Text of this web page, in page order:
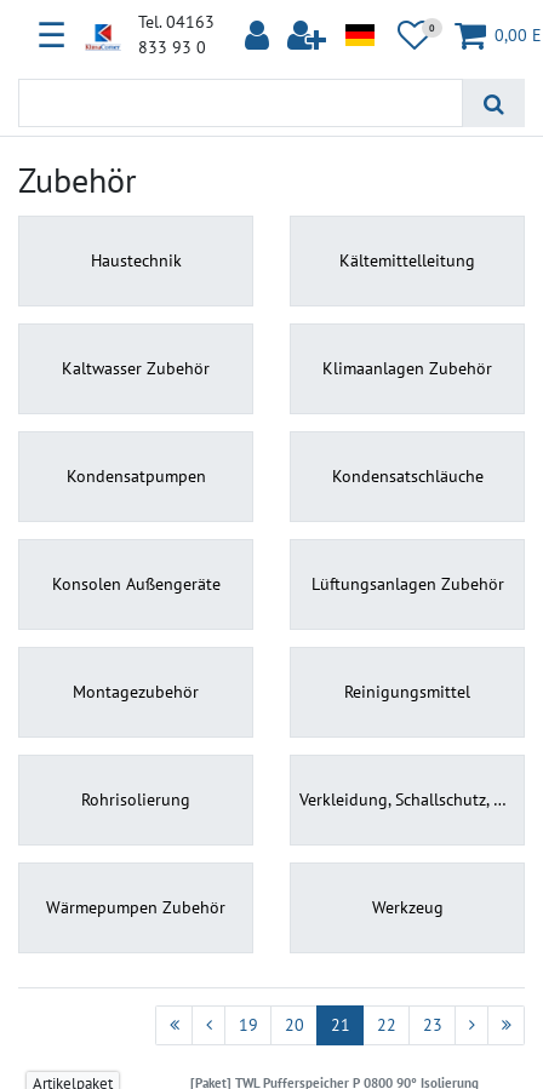
☰
Tel. 04163
833 93 0
0 0,00
Zubehör
Haustechnik Kältemittelleitung
Kaltwasser Zubehör Klimaanlagen Zubehör
Kondensatpumpen Kondensatschläuche
Konsolen Außengeräte Lüftungsanlagen Zubehör
Montagezubehör Reinigungsmittel
Rohrisolierung Verkleidung, Schallschutz, Gehäuse
Wärmepumpen Zubehör Werkzeug
19 20 21 22 23
Artikelpaket
[Paket] TWL Pufferspeicher P 0800 90° Isolierung